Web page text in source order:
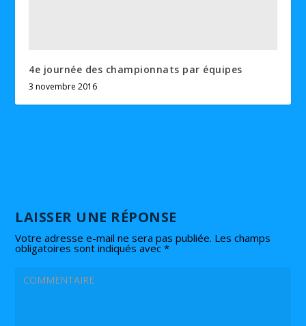
4e journée des championnats par équipes
3 novembre 2016
LAISSER UNE RÉPONSE
Votre adresse e-mail ne sera pas publiée. Les champs
obligatoires sont indiqués avec*